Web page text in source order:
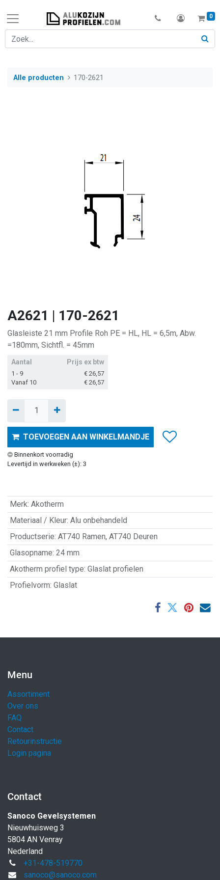
0
Alle producten 170-2621
A2621 | 170-2621
Glasleiste 21 mm Profile Roh PE = HL, HL = 6,5m, Abw.
=180mm, Sichtfl. = 45mm
Aantal Prijs ex btw
1 - 9 € 26,57
Vanaf 10
€ 26,57
TOEVOEGEN AAN WINKELMANDJE
Binnenkort voorradig
Levertijd in werkweken (±): 3
Merk: Akotherm
Materiaal / Kleur: Alu onbehandeld
Productserie: AT740 Ramen, AT740 Deuren
Glasopname: 24 mm
Akotherm profiel type: Glaslat profielen
Profielvorm: Glaslat
Menu
Assortiment
Over ons
FAQ
Contact
Retourinstructie
Login pagina
Contact
Sanoco Gevelsystemen
Nieuwhuisweg 3
5804 AN Venray
Nederland
+31-478-519770
sanoco@sanoco.com